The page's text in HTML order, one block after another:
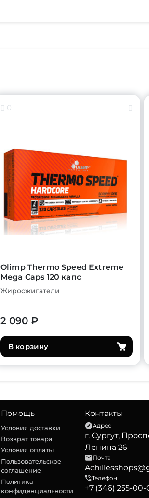
0
Olimp Thermo Speed Extreme
Mega Caps 120 капс
Жиросжигатели
2 090 ₽
В корзину
Помощь
Условия доставки
Возврат товара
Условия оплаты
Пользовательское
соглашение
Политика
конфиденциальности
Контакты
Адрес
г. Сургут,
Ленина 26
Почта
Телефон
+7 (346) 255-00-